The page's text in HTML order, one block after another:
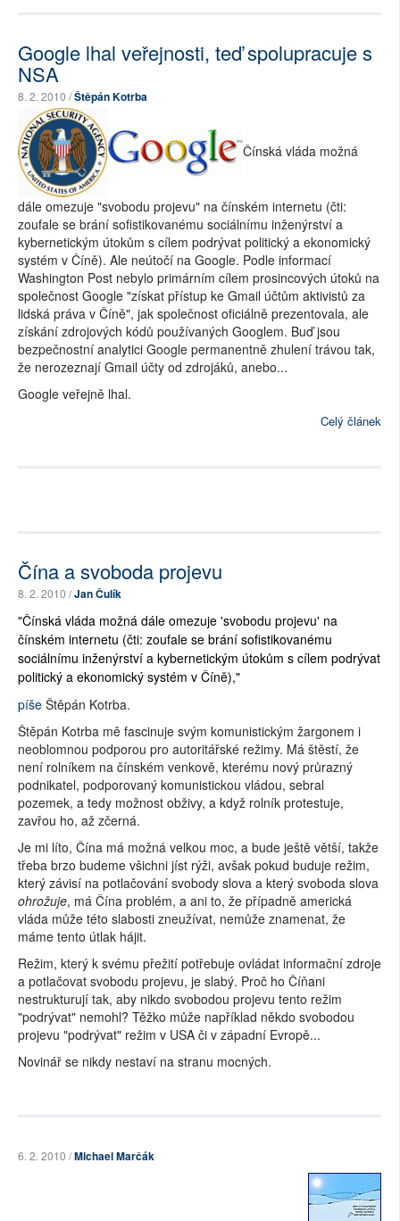
Google lhal veřejnosti, teď spolupracuje s
NSA
8. 2. 2010 /Štěpán Kotrba
Čínská vláda možná
dále omezuje "svobodu projevu" na čínském internetu (čti:
zoufale se brání sofistikovanému sociálnímu inženýrství a
kybernetickým útokům s cílem podrývat politický a ekonomický
systém v Číně). Ale neútočí na Google. Podle informací
Washington Post nebylo primárním cílem prosincových útoků na
společnost Google "získat přístup ke Gmail účtům aktivistů za
lidská práva v Číně", jak společnost oficiálně prezentovala, ale
získání zdrojových kódů používaných Googlem. Buď jsou
bezpečnostní analytici Google permanentně zhulení trávou tak,
že nerozeznají Gmail účty od zdrojáků, anebo...
Google veřejně lhal.
Celý článek
Čína a svoboda projevu
8. 2. 2010 /Jan Čulík
"Čínská vláda možná dále omezuje 'svobodu projevu' na
čínském internetu (čti: zoufale se brání sofistikovanému
sociálnímu inženýrství a kybernetickým útokům s cílem podrývat
politický a ekonomický systém v Číně),"
píše Štěpán Kotrba.
Štěpán Kotrba mě fascinuje svým komunistickým žargonem i
neoblomnou podporou pro autoritářské režimy. Má štěstí, že
není rolníkem na čínském venkově, kterému nový průrazný
podnikatel, podporovaný komunistickou vládou, sebral
pozemek, a tedy možnost obživy, a když rolník protestuje,
zavřou ho, až zčerná.
Je mi líto, Čína má možná velkou moc, a bude ještě větší, takže
třeba brzo budeme všichni jíst rýži, avšak pokud buduje režim,
který závisí na potlačování svobody slova a který svoboda slova
ohrožuje, má Čína problém, a ani to, že případně americká
vláda může této slabosti zneužívat, nemůže znamenat, že
máme tento útlak hájit.
Režim, který k svému přežití potřebuje ovládat informační zdroje
a potlačovat svobodu projevu, je slabý. Proč ho Číňani
nestrukturují tak, aby nikdo svobodou projevu tento režim
"podrývat" nemohl? Těžko může například někdo svobodou
projevu "podrývat" režim v USA či v západní Evropě...
Novinář se nikdy nestaví na stranu mocných.
6. 2. 2010 /Michael Marčák